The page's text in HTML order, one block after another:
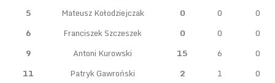
5
Mateusz Kołodziejczak 0 0
0
6
Franciszek Szczeszek 0 0
0
9
Antoni Kurowski 15 6
0
11
Patryk Gawroński 2 1
0